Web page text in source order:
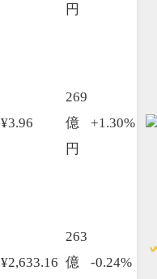
円
¥3.96
269
億
円
+1.30%
¥2,633.16
263
億
-0.24%